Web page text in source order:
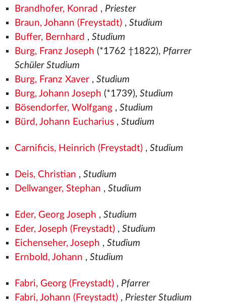
Brandhofer, Konrad , Priester
Braun, Johann (Freystadt), Studium
Buffer, Bernhard , Studium
Burg, Franz Joseph (*1762 †1822), Pfarrer
Schüler Studium
Burg, Franz Xaver, Studium
Burg, Johann Joseph (*1739), Studium
Bösendorfer, Wolfgang, Studium
Bürd, Johann Eucharius, Studium
Carnificis, Heinrich (Freystadt), Studium
Deis, Christian , Studium
Dellwanger, Stephan , Studium
Eder, Georg Joseph , Studium
Eder, Joseph (Freystadt), Studium
Eichenseher, Joseph , Studium
Ernbold, Johann , Studium
Fabri, Georg (Freystadt), Pfarrer
Fabri, Johann (Freystadt), Priester Studium